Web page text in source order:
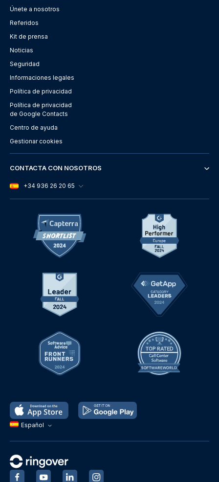
Español
Únete a nosotros
Referidos
Kit de prensa
Noticias
Seguridad
Informaciones legales
Política de privacidad
Política de privacidad
de Google Contacts
Centro de ayuda
Gestionar cookies
CONTACTA CON NOSOTROS
+34 936 26 20 65